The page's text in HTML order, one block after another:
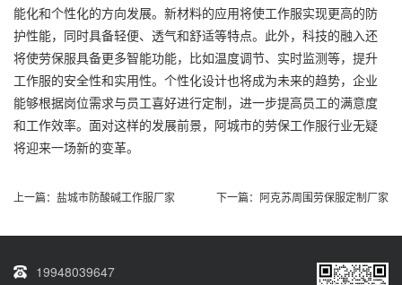
能化和个性化的方向发展。新材料的应用将使工作服实现更高的防
护性能，同时具备轻便、透气和舒适等特点。此外，科技的融入还
将使劳保服具备更多智能功能，比如温度调节、实时监测等，提升
工作服的安全性和实用性。个性化设计也将成为未来的趋势，企业
能够根据岗位需求与员工喜好进行定制，进一步提高员工的满意度
和工作效率。面对这样的发展前景，阿城市的劳保工作服行业无疑
将迎来一场新的变革。
上一篇： 盐城市防酸碱工作服厂家 下一篇： 阿克苏周围劳保服定制厂家
19948039647